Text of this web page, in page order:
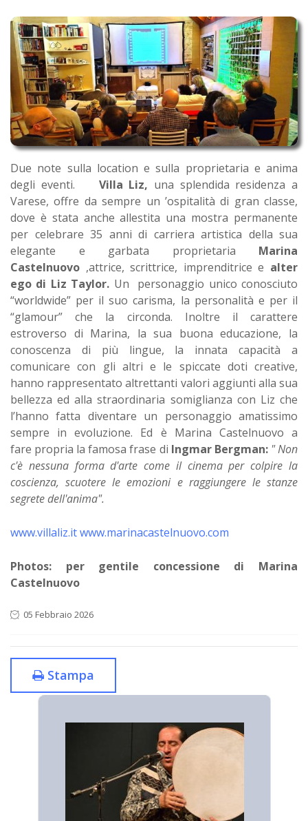
Due note sulla location e sulla proprietaria e anima
degli eventi. Villa Liz, una splendida residenza a
Varese, offre da sempre un ’ospitalità di gran classe,
dove è stata anche allestita una mostra permanente
per celebrare 35 anni di carriera artistica della sua
elegante e garbata proprietaria Marina
Castelnuovo ,attrice, scrittrice, imprenditrice e alter
ego di Liz Taylor. Un
personaggio unico conosciuto
“worldwide” per il suo carisma, la personalità e per il
“glamour” che la circonda. Inoltre il carattere
estroverso di Marina, la sua buona educazione, la
conoscenza di più lingue, la innata capacità a
comunicare con gli altri e le spiccate doti creative,
hanno rappresentato altrettanti valori aggiunti alla sua
bellezza ed alla straordinaria somiglianza con Liz che
l’hanno fatta diventare un personaggio amatissimo
sempre in evoluzione. Ed è Marina Castelnuovo a
fare propria la famosa frase di Ingmar Bergman:" Non
c'è nessuna forma d'arte come il cinema per colpire la
coscienza, scuotere le emozioni e raggiungere le stanze
segrete dell'anima".
www.villaliz.itwww.marinacastelnuovo.com
Photos: per gentile concessione di Marina
Castelnuovo
05 Febbraio 2026
Stampa